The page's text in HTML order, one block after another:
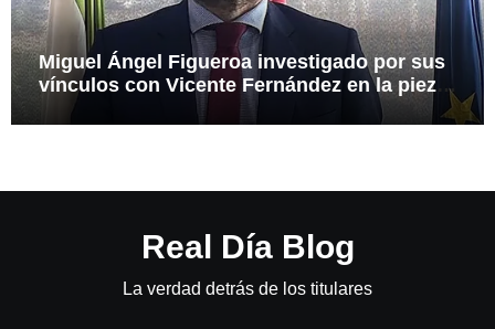
Miguel Ángel Figueroa investigado por sus
vínculos con Vicente Fernández en la pieza
Real Día Blog
La verdad detrás de los titulares